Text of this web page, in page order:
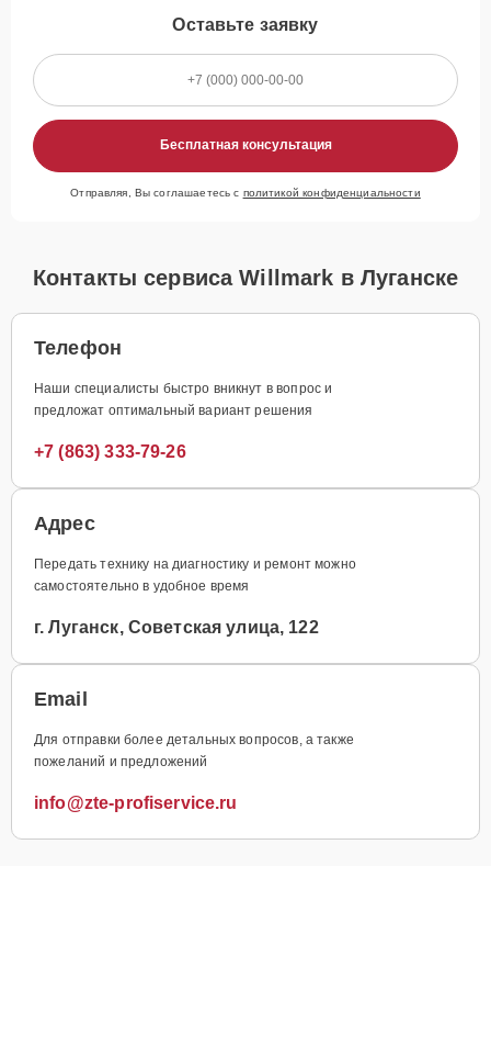
Оставьте заявку
Бесплатная консультация
Отправляя, Вы соглашаетесь с политикой конфиденциальности
Контакты сервиса Willmark в Луганске
Телефон
Наши специалисты быстро вникнут в вопрос и
предложат оптимальный вариант решения
+7 (863) 333-79-26
Адрес
Передать технику на диагностику и ремонт можно
самостоятельно в удобное время
г. Луганск, Советская улица, 122
Email
Для отправки более детальных вопросов, а также
пожеланий и предложений
info@zte-profiservice.ru